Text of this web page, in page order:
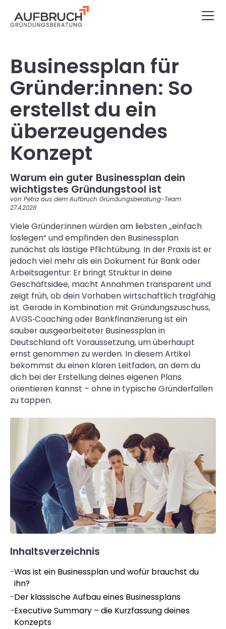
Businessplan für
Gründer:innen: So
erstellst du ein
überzeugendes
Konzept
Warum ein guter Businessplan dein
wichtigstes Gründungstool ist
von Petra aus dem Aufbruch Gründungsberatung-Team
27.4.2026
Viele Gründer:innen würden am liebsten „einfach
loslegen“ und empfinden den Businessplan
zunächst als lästige Pflichtübung. In der Praxis ist er
jedoch viel mehr als ein Dokument für Bank oder
Arbeitsagentur: Er bringt Struktur in deine
Geschäftsidee, macht Annahmen transparent und
zeigt früh, ob dein Vorhaben wirtschaftlich tragfähig
ist. Gerade in Kombination mit Gründungszuschuss,
AVGS‑Coaching oder Bankfinanzierung ist ein
sauber ausgearbeiteter Businessplan in
Deutschland oft Voraussetzung, um überhaupt
ernst genommen zu werden. In diesem Artikel
bekommst du einen klaren Leitfaden, an dem du
dich bei der Erstellung deines eigenen Plans
orientieren kannst – ohne in typische Gründerfallen
zu tappen.
Inhaltsverzeichnis
-Was ist ein Businessplan und wofür brauchst du
ihn?
-Der klassische Aufbau eines Businessplans
-Executive Summary – die Kurzfassung deines
Konzepts